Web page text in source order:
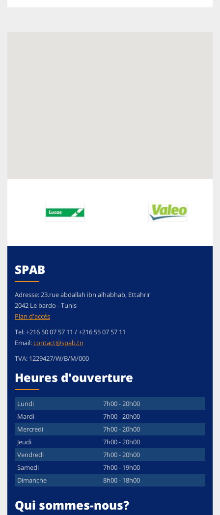
SPAB
Adresse:23.rue abdallah ibn alhabhab, Ettahrir
2042 Le bardo -Tunis
Plan d'accès
Tel:+216 50 07 57 11 / +216 55 07 57 11
Email:contact@spab.tn
TVA: 1229427/W/B/M/000
Heures d'ouverture
Lundi
7h00 - 20h00
Mardi
7h00 - 20h00
Mercredi
7h00 - 20h00
Jeudi
7h00 - 20h00
Vendredi
7h00 - 20h00
Samedi
7h00 - 19h00
Dimanche
8h00 - 18h00
Qui sommes-nous?